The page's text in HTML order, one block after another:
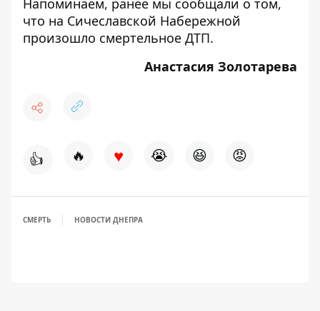
что на Сичеславской Набережной
произошло смертельное ДТП.
Анастасия Золотарева
👍 🔥 ♥ 😭 😆 😡
СМЕРТЬ НОВОСТИ ДНЕПРА